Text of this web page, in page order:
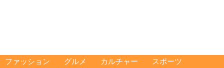
ファッション グルメ カルチャー
スポーツ